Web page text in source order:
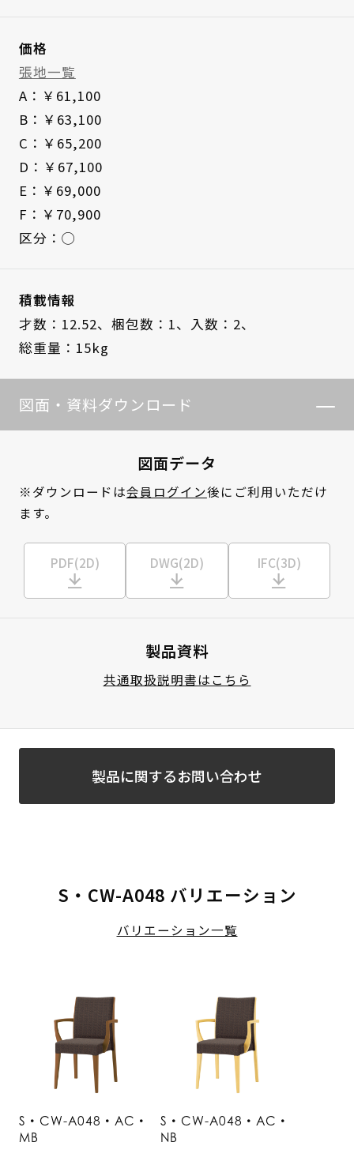
価格
張地一覧
A：￥61,100
B：￥63,100
C：￥65,200
D：￥67,100
E：￥69,000
F：￥70,900
区分：◯
積載情報
才数：12.52、 梱包数：1、 入数：2、
総重量：15kg
図面・資料ダウンロード
図面データ
※ダウンロードは会員ログイン後にご利用いただけ
ます。
PDF(2D) DWG(2D) IFC(3D)
製品資料
共通取扱説明書はこちら
製品に関するお問い合わせ
S・CW-A048 バリエーション
バリエーション一覧
S・CW-A048・AC・
MB
S・CW-A048・AC・
NB